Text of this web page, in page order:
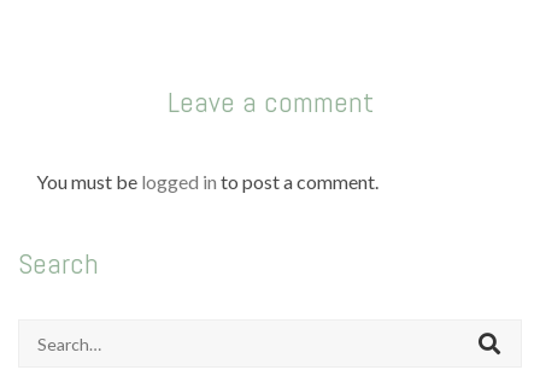
Leave a comment
You must be logged in to post a comment.
Search
for: